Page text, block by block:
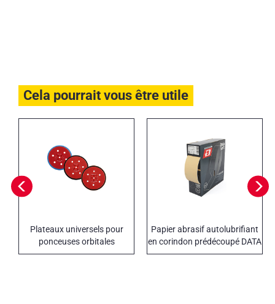
Cela pourrait vous être utile
Plateaux universels pour
ponceuses orbitales
Papier abrasif autolubrifiant
en corindon prédécoupé DATA
SOFT